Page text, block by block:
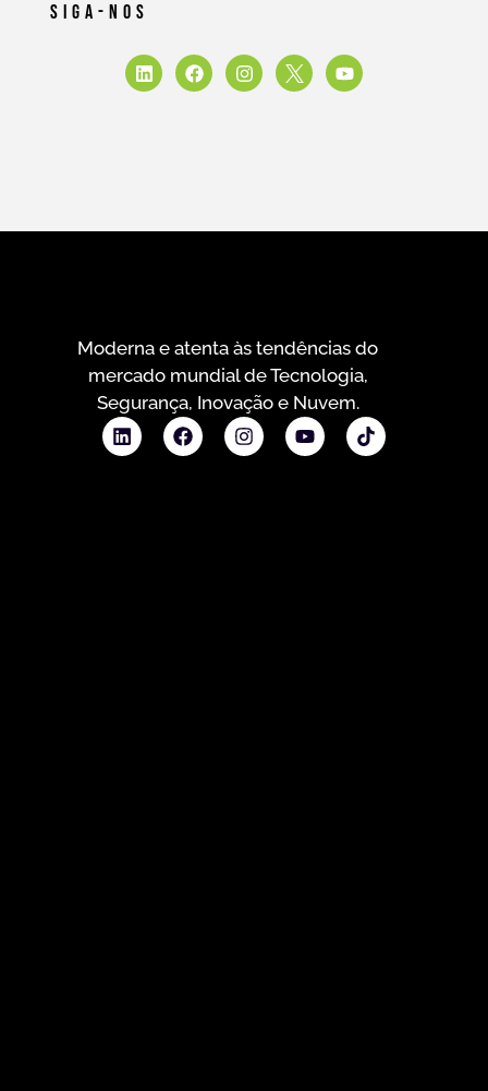
Siga-Nos
Moderna e atenta às tendências do
mercado mundial de Tecnologia,
Segurança, Inovação e Nuvem.